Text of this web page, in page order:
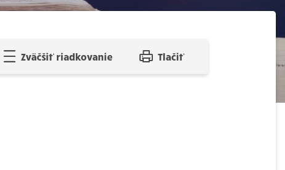
Zväčšiť riadkovanie Tlačiť